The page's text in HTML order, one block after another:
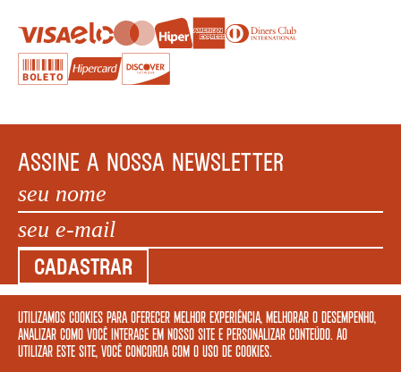
Utilizamos cookies para oferecer melhor experiência, melhorar o desempenho,
analizar como você interage em nosso site e personalizar conteúdo. Ao
utilizar este site, você concorda com o uso de cookies.
ASSINE A NOSSA NEWSLETTER
CADASTRAR
COPYRIGHT MEGAFAUNA LIVRARIA LTDA. - CNPJ: 34.840.986/0001-20. EDIFÍCIO COPAN AV
IPIRANGA, 200 LOJA 5 - SÃO PAULO – SP 01046 010. © 2022 TODOS OS DIREITOS
RESERVADOS.